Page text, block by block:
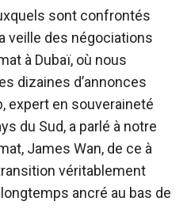
sont confrontés
veille des négociations
à Dubaï, où nous
dizaines d’annonces
expert en souveraineté
du Sud, a parlé à notre
James Wan, de ce à
véritablement
ancré au bas de